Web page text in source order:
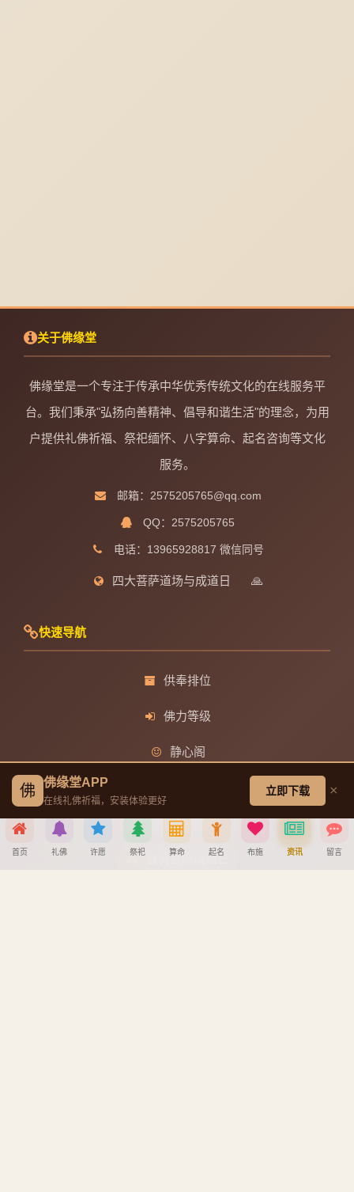
关于佛缘堂
佛缘堂是一个专注于传承中华优秀传统文化的在线服务平
台。我们秉承"弘扬向善精神、倡导和谐生活"的理念，为用
户提供礼佛祈福、祭祀缅怀、八字算命、起名咨询等文化
服务。
邮箱：2575205765@qq.com
QQ：2575205765
电话：13965928817 微信同号
四大菩萨道场与成道日 🙏
快速导航
供奉排位
佛力等级
静心阁
文殊菩萨成道日
普贤菩萨成道日
佛 佛缘堂APP
在线礼佛祈福，安装体验更好
立即下载 ×
首页 礼佛 许愿 祭祀 算命 起名 布施 资讯 留言